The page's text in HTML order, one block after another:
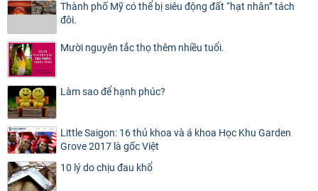
Thành phố Mỹ có thể bị siêu động đất “hạt nhân” tách
đôi.
Mười nguyên tắc thọ thêm nhiều tuổi.
Làm sao để hạnh phúc?
Little Saigon: 16 thủ khoa và á khoa Học Khu Garden
Grove 2017 là gốc Việt
10 lý do chịu đau khổ